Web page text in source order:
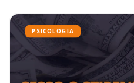
PSICOLOGIA